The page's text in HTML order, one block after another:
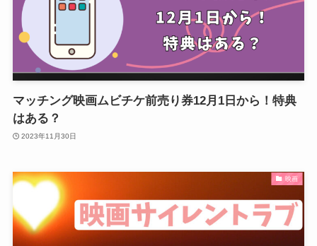
マッチング映画ムビチケ前売り券12月1日から！特典
はある？
2023年11月30日
映画